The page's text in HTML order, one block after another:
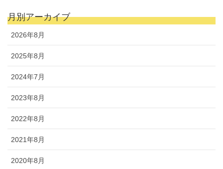
月別アーカイブ
2026年8月
2025年8月
2024年7月
2023年8月
2022年8月
2021年8月
2020年8月